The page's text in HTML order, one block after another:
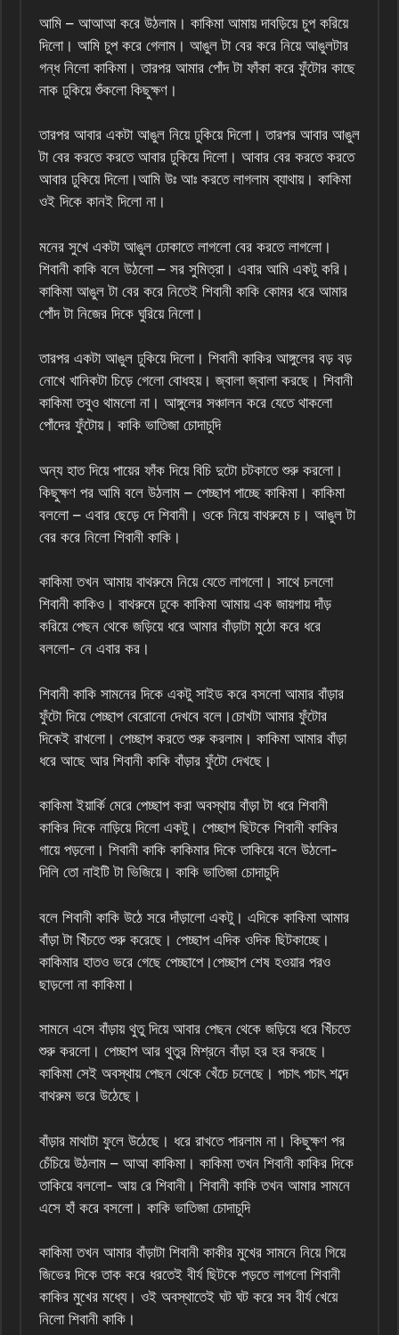
আমি – আআআ করে উঠলাম। কাকিমা আমায় দাবড়িয়ে চুপ করিয়ে
দিলো। আমি চুপ করে গেলাম। আঙুল টা বের করে নিয়ে আঙুলটার
গন্ধ নিলো কাকিমা। তারপর আমার পোঁদ টা ফাঁকা করে ফুঁটোর কাছে
নাক ঢুকিয়ে শুঁকলো কিছুক্ষণ।
তারপর আবার একটা আঙুল নিয়ে ঢুকিয়ে দিলো। তারপর আবার আঙুল
টা বের করতে করতে আবার ঢুকিয়ে দিলো। আবার বের করতে করতে
আবার ঢুকিয়ে দিলো।আমি উঃ আঃ করতে লাগলাম ব্যাথায়। কাকিমা
ওই দিকে কানই দিলো না।
মনের সুখে একটা আঙুল ঢোকাতে লাগলো বের করতে লাগলো।
শিবানী কাকি বলে উঠলো – সর সুমিত্রা। এবার আমি একটু করি।
কাকিমা আঙুল টা বের করে নিতেই শিবানী কাকি কোমর ধরে আমার
পোঁদ টা নিজের দিকে ঘুরিয়ে নিলো।
তারপর একটা আঙুল ঢুকিয়ে দিলো। শিবানী কাকির আঙ্গুলের বড় বড়
নোখে খানিকটা চিড়ে গেলো বোধহয়। জ্বালা জ্বালা করছে। শিবানী
কাকিমা তবুও থামলো না। আঙ্গুলের সঞ্চালন করে যেতে থাকলো
পোঁদের ফুঁটোয়। কাকি ভাতিজা চোদাচুদি
অন্য হাত দিয়ে পায়ের ফাঁক দিয়ে বিচি দুটো চটকাতে শুরু করলো।
কিছুক্ষণ পর আমি বলে উঠলাম – পেচ্ছাপ পাচ্ছে কাকিমা। কাকিমা
বললো – এবার ছেড়ে দে শিবানী। ওকে নিয়ে বাথরুমে চ। আঙুল টা
বের করে নিলো শিবানী কাকি।
কাকিমা তখন আমায় বাথরুমে নিয়ে যেতে লাগলো। সাথে চললো
শিবানী কাকিও। বাথরুমে ঢুকে কাকিমা আমায় এক জায়গায় দাঁড়
করিয়ে পেছন থেকে জড়িয়ে ধরে আমার বাঁড়াটা মুঠো করে ধরে
বললো- নে এবার কর।
শিবানী কাকি সামনের দিকে একটু সাইড করে বসলো আমার বাঁড়ার
ফুঁটো দিয়ে পেচ্ছাপ বেরোনো দেখবে বলে।চোখটা আমার ফুঁটোর
দিকেই রাখলো। পেচ্ছাপ করতে শুরু করলাম। কাকিমা আমার বাঁড়া
ধরে আছে আর শিবানী কাকি বাঁড়ার ফুঁটো দেখছে।
কাকিমা ইয়ার্কি মেরে পেচ্ছাপ করা অবস্থায় বাঁড়া টা ধরে শিবানী
কাকির দিকে নাড়িয়ে দিলো একটু। পেচ্ছাপ ছিটকে শিবানী কাকির
গায়ে পড়লো। শিবানী কাকি কাকিমার দিকে তাকিয়ে বলে উঠলো-
দিলি তো নাইটি টা ভিজিয়ে। কাকি ভাতিজা চোদাচুদি
বলে শিবানী কাকি উঠে সরে দাঁড়ালো একটু। এদিকে কাকিমা আমার
বাঁড়া টা খিঁচতে শুরু করেছে। পেচ্ছাপ এদিক ওদিক ছিটকাচ্ছে।
কাকিমার হাতও ভরে গেছে পেচ্ছাপে।পেচ্ছাপ শেষ হওয়ার পরও
ছাড়লো না কাকিমা।
সামনে এসে বাঁড়ায় থুতু দিয়ে আবার পেছন থেকে জড়িয়ে ধরে খিঁচতে
শুরু করলো। পেচ্ছাপ আর থুতুর মিশ্রনে বাঁড়া হর হর করছে।
কাকিমা সেই অবস্থায় পেছন থেকে খেঁচে চলেছে। পচাৎ পচাৎ শব্দে
বাথরুম ভরে উঠেছে।
বাঁড়ার মাথাটা ফুলে উঠেছে। ধরে রাখতে পারলাম না। কিছুক্ষণ পর
চেঁচিয়ে উঠলাম – আআ কাকিমা। কাকিমা তখন শিবানী কাকির দিকে
তাকিয়ে বললো- আয় রে শিবানী। শিবানী কাকি তখন আমার সামনে
এসে হাঁ করে বসলো। কাকি ভাতিজা চোদাচুদি
কাকিমা তখন আমার বাঁড়াটা শিবানী কাকীর মুখের সামনে নিয়ে গিয়ে
জিভের দিকে তাক করে ধরতেই বীর্য ছিটকে পড়তে লাগলো শিবানী
কাকির মুখের মধ্যে। ওই অবস্থাতেই ঘট ঘট করে সব বীর্য খেয়ে
নিলো শিবানী কাকি।